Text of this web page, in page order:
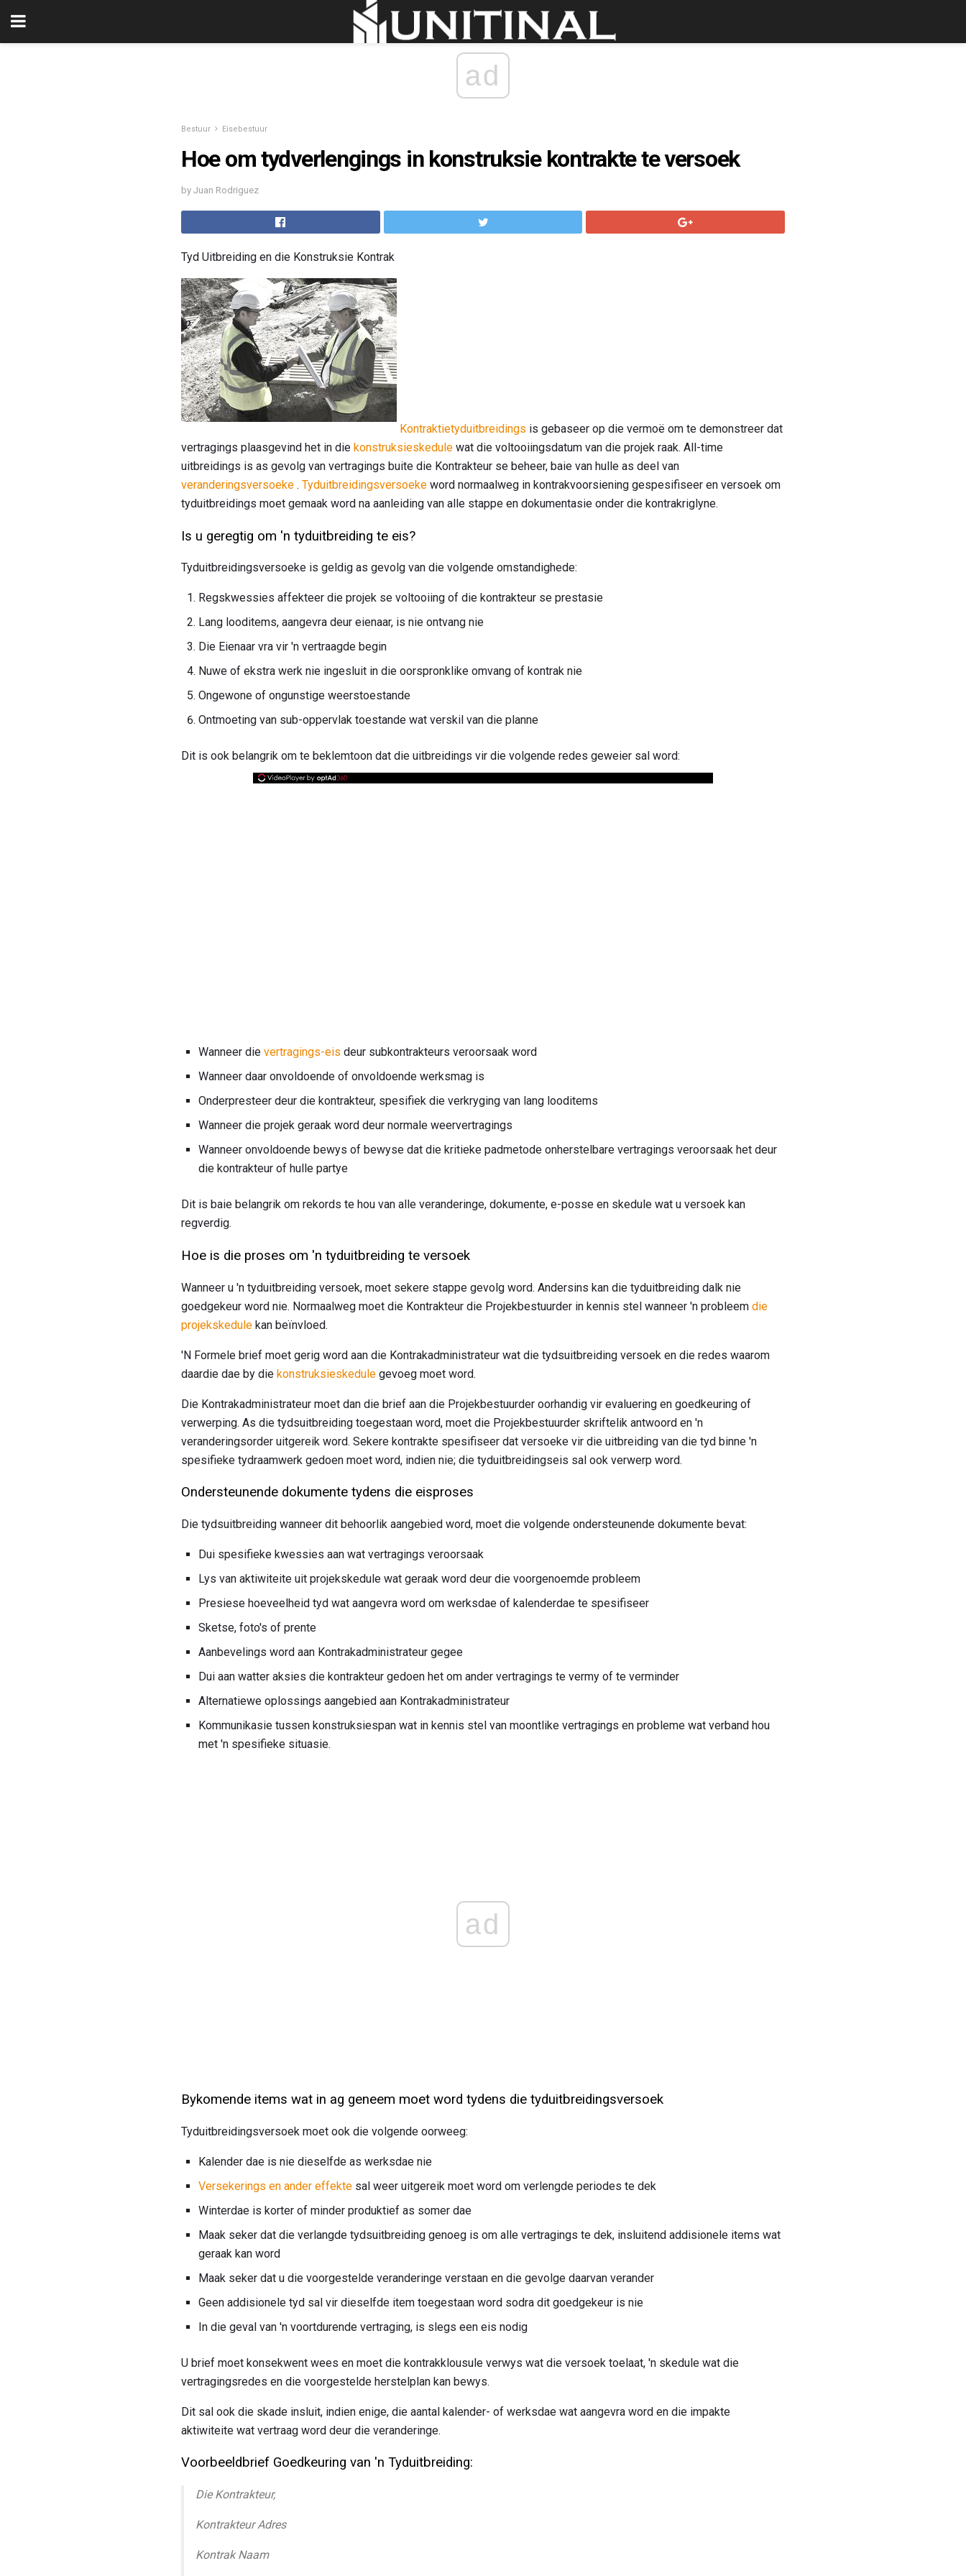
ad
Bestuur Eisebestuur
Hoe om tydverlengings in konstruksie kontrakte te versoek
by Juan Rodriguez
Tyd Uitbreiding en die Konstruksie Kontrak
Kontraktietyduitbreidings is gebaseer op die vermoë om te demonstreer dat
vertragings plaasgevind het in die konstruksieskedule wat die voltooiingsdatum van die projek raak. All-time
uitbreidings is as gevolg van vertragings buite die Kontrakteur se beheer, baie van hulle as deel van
veranderingsversoeke . Tyduitbreidingsversoeke word normaalweg in kontrakvoorsiening gespesifiseer en versoek om
tyduitbreidings moet gemaak word na aanleiding van alle stappe en dokumentasie onder die kontrakriglyne.
Is u geregtig om 'n tyduitbreiding te eis?
Tyduitbreidingsversoeke is geldig as gevolg van die volgende omstandighede:
Regskwessies affekteer die projek se voltooiing of die kontrakteur se prestasie
Lang looditems, aangevra deur eienaar, is nie ontvang nie
Die Eienaar vra vir 'n vertraagde begin
Nuwe of ekstra werk nie ingesluit in die oorspronklike omvang of kontrak nie
Ongewone of ongunstige weerstoestande
Ontmoeting van sub-oppervlak toestande wat verskil van die planne
Dit is ook belangrik om te beklemtoon dat die uitbreidings vir die volgende redes geweier sal word:
Wanneer die vertragings-eis deur subkontrakteurs veroorsaak word
Wanneer daar onvoldoende of onvoldoende werksmag is
Onderpresteer deur die kontrakteur, spesifiek die verkryging van lang looditems
Wanneer die projek geraak word deur normale weervertragings
Wanneer onvoldoende bewys of bewyse dat die kritieke padmetode onherstelbare vertragings veroorsaak het deur
die kontrakteur of hulle partye
Dit is baie belangrik om rekords te hou van alle veranderinge, dokumente, e-posse en skedule wat u versoek kan
regverdig.
Hoe is die proses om 'n tyduitbreiding te versoek
Wanneer u 'n tyduitbreiding versoek, moet sekere stappe gevolg word. Andersins kan die tyduitbreiding dalk nie
goedgekeur word nie. Normaalweg moet die Kontrakteur die Projekbestuurder in kennis stel wanneer 'n probleem die
projekskedule kan beïnvloed.
'N Formele brief moet gerig word aan die Kontrakadministrateur wat die tydsuitbreiding versoek en die redes waarom
daardie dae by die konstruksieskedule gevoeg moet word.
Die Kontrakadministrateur moet dan die brief aan die Projekbestuurder oorhandig vir evaluering en goedkeuring of
verwerping. As die tydsuitbreiding toegestaan ​​word, moet die Projekbestuurder skriftelik antwoord en 'n
veranderingsorder uitgereik word. Sekere kontrakte spesifiseer dat versoeke vir die uitbreiding van die tyd binne 'n
spesifieke tydraamwerk gedoen moet word, indien nie; die tyduitbreidingseis sal ook verwerp word.
Ondersteunende dokumente tydens die eisproses
Die tydsuitbreiding wanneer dit behoorlik aangebied word, moet die volgende ondersteunende dokumente bevat:
Dui spesifieke kwessies aan wat vertragings veroorsaak
Lys van aktiwiteite uit projekskedule wat geraak word deur die voorgenoemde probleem
Presiese hoeveelheid tyd wat aangevra word om werksdae of kalenderdae te spesifiseer
Sketse, foto's of prente
Aanbevelings word aan Kontrakadministrateur gegee
Dui aan watter aksies die kontrakteur gedoen het om ander vertragings te vermy of te verminder
Alternatiewe oplossings aangebied aan Kontrakadministrateur
Kommunikasie tussen konstruksiespan wat in kennis stel van moontlike vertragings en probleme wat verband hou
met 'n spesifieke situasie.
ad
Bykomende items wat in ag geneem moet word tydens die tyduitbreidingsversoek
Tyduitbreidingsversoek moet ook die volgende oorweeg:
Kalender dae is nie dieselfde as werksdae nie
Versekerings en ander effekte sal weer uitgereik moet word om verlengde periodes te dek
Winterdae is korter of minder produktief as somer dae
Maak seker dat die verlangde tydsuitbreiding genoeg is om alle vertragings te dek, insluitend addisionele items wat
geraak kan word
Maak seker dat u die voorgestelde veranderinge verstaan ​​en die gevolge daarvan verander
Geen addisionele tyd sal vir dieselfde item toegestaan ​​word sodra dit goedgekeur is nie
In die geval van 'n voortdurende vertraging, is slegs een eis nodig
U brief moet konsekwent wees en moet die kontrakklousule verwys wat die versoek toelaat, 'n skedule wat die
vertragingsredes en die voorgestelde herstelplan kan bewys.
Dit sal ook die skade insluit, indien enige, die aantal kalender- of werksdae wat aangevra word en die impakte
aktiwiteite wat vertraag word deur die veranderinge.
Voorbeeldbrief Goedkeuring van 'n Tyduitbreiding:
Die Kontrakteur,
Kontrakteur Adres
Kontrak Naam